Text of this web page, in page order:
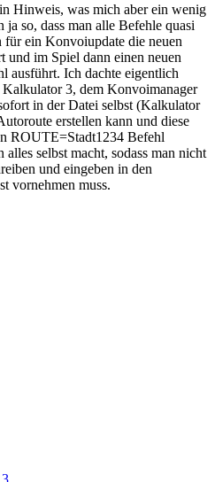
Hinweis, was mich aber ein wenig
so, dass man alle Befehle quasi
für ein Konvoiupdate die neuen
und im Spiel dann einen neuen
ausführt. Ich dachte eigentlich
Kalkulator 3, dem Konvoimanager
in der Datei selbst (Kalkulator
erstellen kann und diese
ROUTE=Stadt1234 Befehl
selbst macht, sodass man nicht
und eingeben in den
vornehmen muss.